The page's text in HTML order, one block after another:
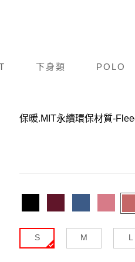
下身類 POLO
保暖.MIT永續環保材質-
S M L